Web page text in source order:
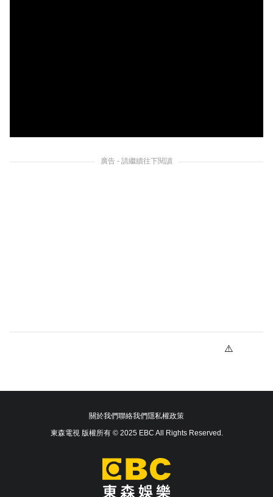
廣告 - 請繼續往下閱讀
關於我們聯絡我們隱私權政策
東森電視 版權所有 © 2025 EBC All Rights Reserved.